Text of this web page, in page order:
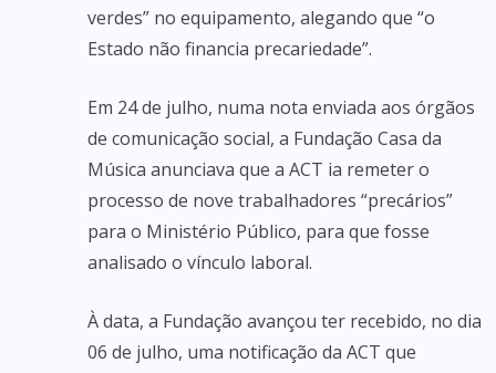
verdes” no equipamento, alegando que “o
Estado não financia precariedade”.
Em 24 de julho, numa nota enviada aos órgãos
de comunicação social, a Fundação Casa da
Música anunciava que a ACT ia remeter o
processo de nove trabalhadores “precários”
para o Ministério Público, para que fosse
analisado o vínculo laboral.
À data, a Fundação avançou ter recebido, no dia
06 de julho, uma notificação da ACT que